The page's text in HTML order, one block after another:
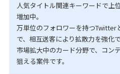
人気タイトル関連キーワードで上
増加中。
万単位のフォロワーを持つTwitter
で、相互送客により拡散力を強化で
市場拡大中のカード分野で、コン
狙える案件です。